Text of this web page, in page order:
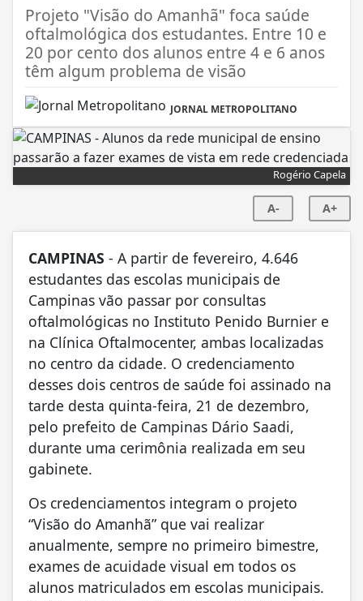
Projeto "Visão do Amanhã" foca saúde
oftalmológica dos estudantes. Entre 10 e
20 por cento dos alunos entre 4 e 6 anos
têm algum problema de visão
JORNAL METROPOLITANO
Rogério Capela
A- A+
CAMPINAS - A partir de fevereiro, 4.646
estudantes das escolas municipais de
Campinas vão passar por consultas
oftalmológicas no Instituto Penido Burnier e
na Clínica Oftalmocenter, ambas localizadas
no centro da cidade. O credenciamento
desses dois centros de saúde foi assinado na
tarde desta quinta-feira, 21 de dezembro,
pelo prefeito de Campinas Dário Saadi,
durante uma cerimônia realizada em seu
gabinete.
Os credenciamentos integram o projeto
“Visão do Amanhã” que vai realizar
anualmente, sempre no primeiro bimestre,
exames de acuidade visual em todos os
alunos matriculados em escolas municipais.